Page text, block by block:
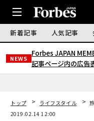
新着記事 人気記事
NEWS
Forbes JAPAN
記事ページ内の広告
トップ ライフスタイル
2019.02.14 12:00